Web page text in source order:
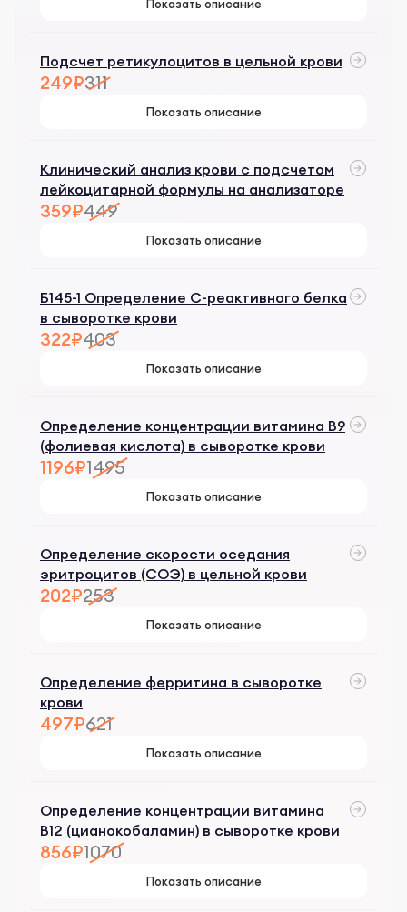
Показать описание
Подсчет ретикулоцитов в цельной крови
249₽311
Показать описание
Клинический анализ крови с подсчетом
лейкоцитарной формулы на анализаторе
359₽449
Показать описание
Б145-1 Определение С-реактивного белка
в сыворотке крови
322₽403
Показать описание
Определение концентрации витамина B9
(фолиевая кислота) в сыворотке крови
1196₽1495
Показать описание
Определение скорости оседания
эритроцитов (СОЭ) в цельной крови
202₽253
Показать описание
Определение ферритина в сыворотке
крови
497₽621
Показать описание
Определение концентрации витамина
B12 (цианокобаламин) в сыворотке крови
856₽1070
Показать описание